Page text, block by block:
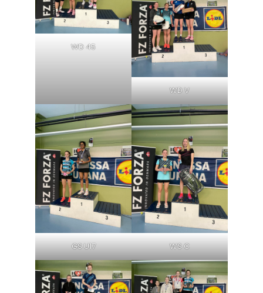
WD 45
WD V
GS U17 WS C